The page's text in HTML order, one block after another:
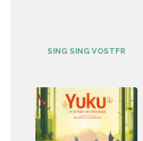
SING SING VOSTFR